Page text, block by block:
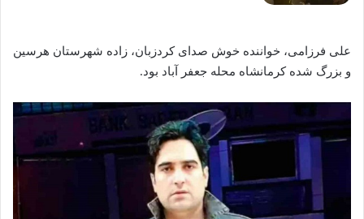
علی فرزامی، خواننده خوش صدای کردزبان، زاده شهرستان هرسین
و بزرگ شده کرمانشاه محله جعفر آباد بود.